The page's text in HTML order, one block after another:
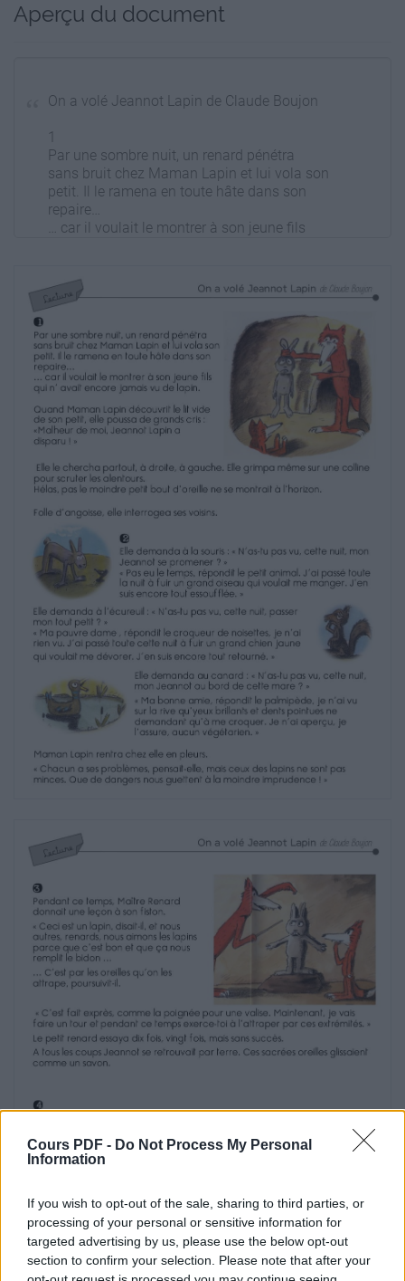
Cours PDF - Do Not Process My Personal
Information
If you wish to opt-out of the sale, sharing to third parties, or
processing of your personal or sensitive information for
targeted advertising by us, please use the below opt-out
section to confirm your selection. Please note that after your
Aperçu du document
On a volé Jeannot Lapin de Claude Boujon
1
Par une sombre nuit, un renard pénétra
sans bruit chez Maman Lapin et lui vola son
petit. Il le ramena en toute hâte dans son
repaire…
… car il voulait le montrer à son jeune fils
Quand Maman Lapin découvrit le lit vide
de son petit, elle poussa de grands cris!:
«Malheur de moi, Jeannot Lapin a
disparu!!!»
!!
!Elle le chercha partout, à droite, à gauche.
Elle grimpa même sur une colline
pour scruter les alentours.
Hélas, pas le moindre petit bout d’oreille ne se
montrait à l’horizon.
!
Folle d’angoisse, elle interrogea ses voisins.!
2
Elle demanda à la souris!:!«!N’as-tu pas vu,
cette nuit, mon
Jeannot se promener!?!»
«!Pas eu le temps, répondit le petit animal.
J’ai passé toute
la nuit à fuir un grand oiseau qui voulait me
manger. J’en
suis encore tout essoufflée.!»
Elle demanda à l’écureuil!: «!N’as-tu pas vu,
cette nuit, passer
mon tout petit!?!»
«!Ma pauvre dame!, répondit le croqueur de
noisettes,!je n’ai
rien vu. J’ai passé toute cette nuit à fuir un
grand chien jaune
Elle demanda au canard!: «!N’as-tu pas vu,
cette nuit,
mon Jeannot au bord de cette mare!?!»
«!Ma bonne amie, répondit le palmipède,!je
n’ai vu
sur la rive qu’yeux brillants et dents pointues
ne
demandant qu’à me croquer. Je n’ai aperçu, je
l’assure, aucun végétarien.!»
Maman Lapin rentra chez elle en pleurs.
«!Chacun a ses problèmes, pensait-elle, mais
ceux des lapins ne sont pas
minces. Que de dangers nous guettent à la
On a volé Jeannot Lapin de Claude Boujon
3
Pendant ce temps, Maître Renard
«!Ceci est un lapin, disait-il, et nous
autres, renards, nous aimons les lapins
parce que c’est bon et que ça nous
remplit le bidon …